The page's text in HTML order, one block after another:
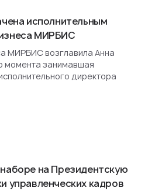
исполнительным
МИРБИС
МИРБИС возглавила Анна
момента занимавшая
директора
на Президентскую
управленческих кадров